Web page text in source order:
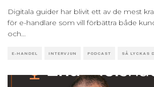
Digitala guider har blivit ett av de mest
för e-handlare som vill förbättra både
och...
E-HANDEL INTERVJUN PODCAST SÅ LYCKAS